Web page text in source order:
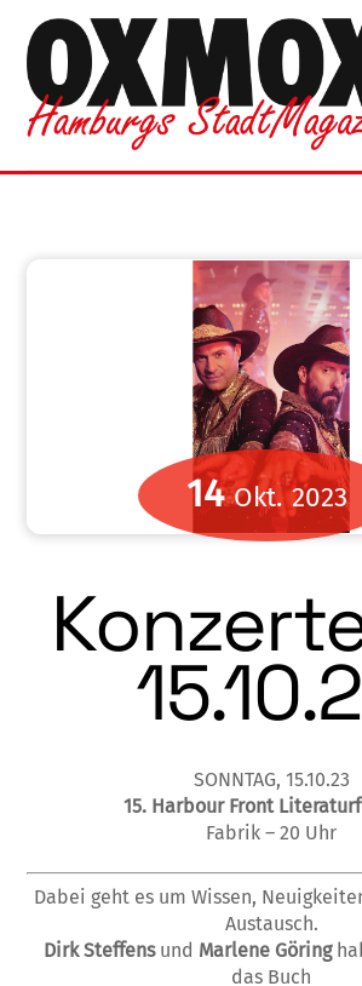
content
14 Okt. 2023
SONNTAG, 15.10.23
15. Harbour Front
Fabrik – 20 Uhr
Dabei geht es um Wissen,
Austausch.
Dirk Steffensund Marlene Göring
das Buch